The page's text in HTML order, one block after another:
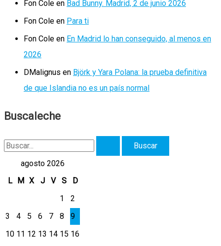
Fon Cole en Bad Bunny. Madrid, 2 de junio 2026
Fon Cole en Para ti
Fon Cole en En Madrid lo han conseguido, al menos en
2026
DMalignus en Björk y Yara Polana: la prueba definitiva
de que Islandia no es un país normal
Buscaleche
B
p
agosto 2026
L
M X J V S
D
1
2
3
4 5 6 7 8
9
10 11 12 13 14 15 16